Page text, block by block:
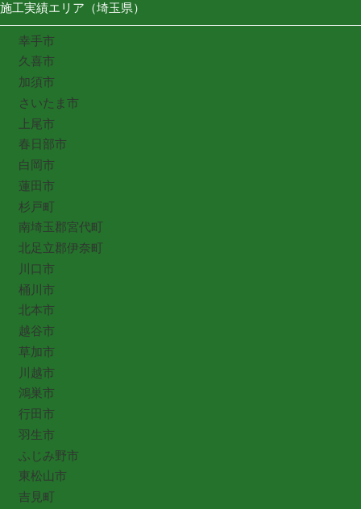
施工実績エリア（埼玉県）
幸手市
久喜市
加須市
さいたま市
上尾市
春日部市
白岡市
蓮田市
杉戸町
南埼玉郡宮代町
北足立郡伊奈町
川口市
桶川市
北本市
越谷市
草加市
川越市
鴻巣市
行田市
羽生市
ふじみ野市
東松山市
吉見町